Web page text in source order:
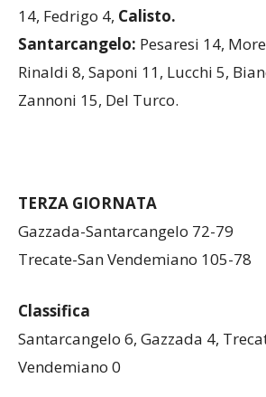
14, Fedrigo 4, Calisto.
Santarcangelo: Pesaresi 14,
Rinaldi 8, Saponi 11, Lucchi 5,
Zannoni 15, Del Turco.
TERZA GIORNATA
Gazzada-Santarcangelo 72-79
Trecate-San Vendemiano 105-78
Classifica
Santarcangelo 6, Gazzada 4,
Vendemiano 0